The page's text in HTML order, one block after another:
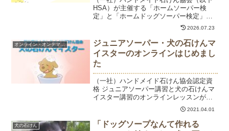
HSA）が主催する「ホームソーパー検
定」と「ホームドッグソーパー検定」が
今年度よりリニューアルしました。HSA
の検定とは、自分自身や家族、わんちゃ
んのため安全に石けんを作り、楽しむを
楽しむための知識と技術...
2026.07.23
オンライン・オンデマンド
ジュニアソーパー・犬の石けんマ
イスターのオンラインはじめまし
た
（一社）ハンドメイド石けん協会認定資
格 ジュニアソーパー講習と犬の石けんマ
イスター講習のオンラインレッスンがで
きるようになりました。座学はもちろ
ん、実習もご自宅からご参加いただけま
す。オンライン実習では苛性ソーダを取
2021.04.01
犬の石けん
「ドッグソープなんて作れる